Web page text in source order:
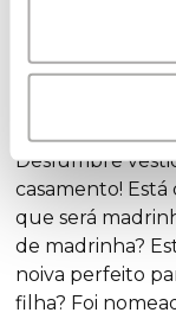
feminina de
Vestidos
Deslumbre
casamento!
que será
de madrinha?
noiva perfeito
filha? Foi